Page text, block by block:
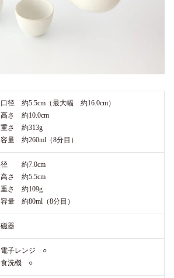
口径 約5.5cm（最大幅 約16.0cm）
高さ 約10.0cm
重さ 約313g
容量 約260ml（8分目）
径 約7.0cm
高さ 約5.5cm
重さ 約109g
容量 約80ml（8分目）
磁器
電子レンジ ○
食洗機 ○